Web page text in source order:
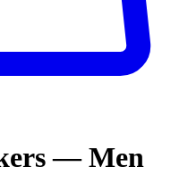
— Men